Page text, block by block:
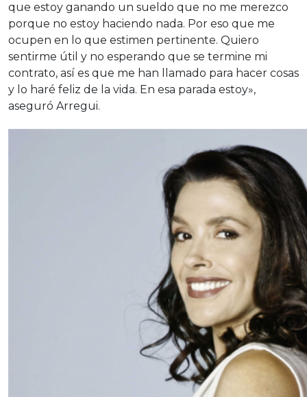
que estoy ganando un sueldo que no me merezco
porque no estoy haciendo nada. Por eso que me
ocupen en lo que estimen pertinente. Quiero
sentirme útil y no esperando que se termine mi
contrato, así es que me han llamado para hacer cosas
y lo haré feliz de la vida. En esa parada estoy»,
aseguró Arregui.